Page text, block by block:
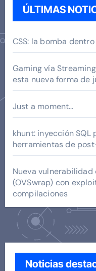
ÚLTIMAS
CSS: la bomba
Gaming vía
esta nueva forma de
Just a moment…
khunt: inyección
herramientas de
Nueva vulnerabilidad
(OVSwrap) con
compilaciones
Noticias